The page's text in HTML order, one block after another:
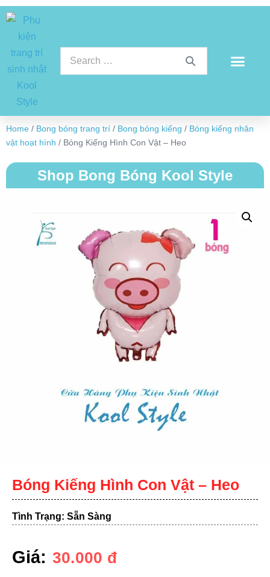
Home / Bong bóng trang trí / Bong bóng kiếng / Bóng kiếng nhân
vật hoạt hình / Bóng Kiếng Hình Con Vật – Heo
Shop Bong Bóng Kool Style
Bóng Kiếng Hình Con Vật – Heo
Tình Trạng: Sẵn Sàng
Giá: 30.000 đ